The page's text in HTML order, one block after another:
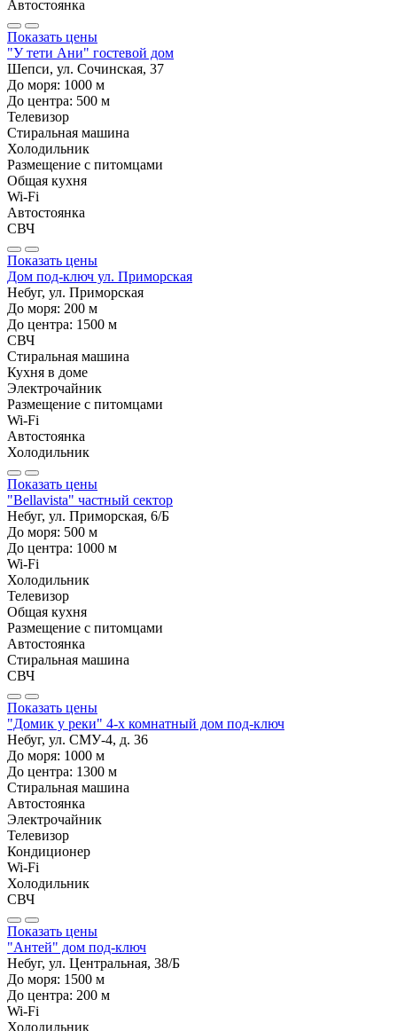
Автостоянка
Показать цены
"У тети Ани" гостевой дом
Шепси, ул. Сочинская, 37
До моря: 1000 м
До центра: 500 м
Телевизор
Стиральная машина
Холодильник
Размещение с питомцами
Общая кухня
Wi-Fi
Автостоянка
СВЧ
Показать цены
Дом под-ключ ул. Приморская
Небуг, ул. Приморская
До моря: 200 м
До центра: 1500 м
СВЧ
Стиральная машина
Кухня в доме
Электрочайник
Размещение с питомцами
Wi-Fi
Автостоянка
Холодильник
Показать цены
"Bellavista" частный сектор
Небуг, ул. Приморская, 6/Б
До моря: 500 м
До центра: 1000 м
Wi-Fi
Холодильник
Телевизор
Общая кухня
Размещение с питомцами
Автостоянка
Стиральная машина
СВЧ
Показать цены
"Домик у реки" 4-х комнатный дом под-ключ
Небуг, ул. СМУ-4, д. 36
До моря: 1000 м
До центра: 1300 м
Стиральная машина
Автостоянка
Электрочайник
Телевизор
Кондиционер
Wi-Fi
Холодильник
СВЧ
Показать цены
"Антей" дом под-ключ
Небуг, ул. Центральная, 38/Б
До моря: 1500 м
До центра: 200 м
Wi-Fi
Холодильник